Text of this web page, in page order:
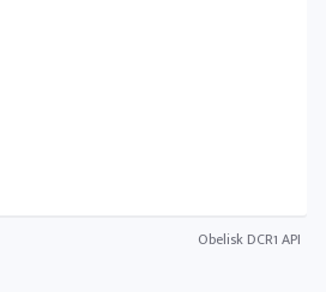
Obelisk DCR1 API